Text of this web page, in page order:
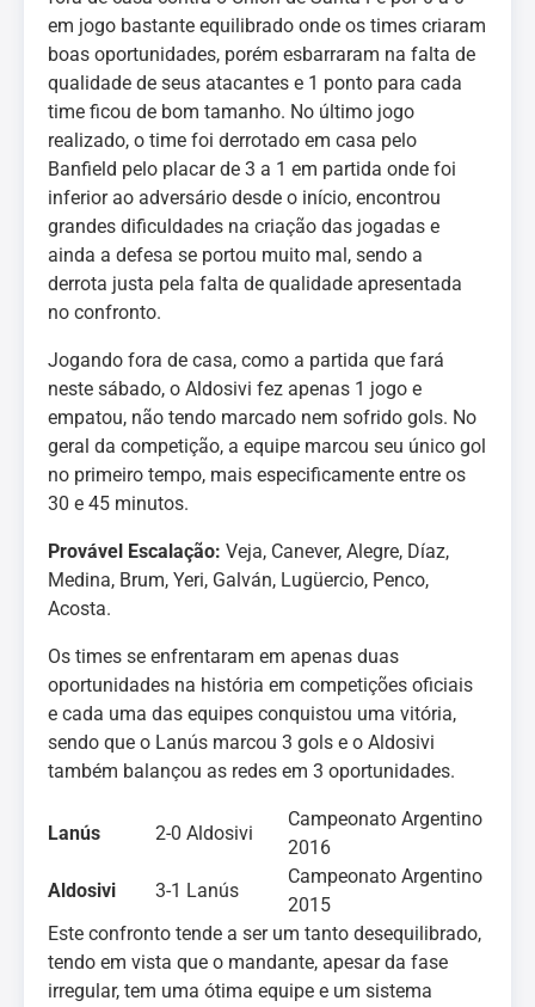
em jogo bastante equilibrado onde os times criaram
boas oportunidades, porém esbarraram na falta de
qualidade de seus atacantes e 1 ponto para cada
time ficou de bom tamanho. No último jogo
realizado, o time foi derrotado em casa pelo
Banfield pelo placar de 3 a 1 em partida onde foi
inferior ao adversário desde o início, encontrou
grandes dificuldades na criação das jogadas e
ainda a defesa se portou muito mal, sendo a
derrota justa pela falta de qualidade apresentada
no confronto.
Jogando fora de casa, como a partida que fará
neste sábado, o Aldosivi fez apenas 1 jogo e
empatou, não tendo marcado nem sofrido gols. No
geral da competição, a equipe marcou seu único gol
no primeiro tempo, mais especificamente entre os
30 e 45 minutos.
Provável Escalação: Veja, Canever, Alegre, Díaz,
Medina, Brum, Yeri, Galván, Lugüercio, Penco,
Acosta.
Os times se enfrentaram em apenas duas
oportunidades na história em competições oficiais
e cada uma das equipes conquistou uma vitória,
sendo que o Lanús marcou 3 gols e o Aldosivi
também balançou as redes em 3 oportunidades.
Lanús 2-0 Aldosivi
Campeonato Argentino
2016
Aldosivi
3-1 Lanús
Campeonato Argentino
2015
Este confronto tende a ser um tanto desequilibrado,
tendo em vista que o mandante, apesar da fase
irregular, tem uma ótima equipe e um sistema